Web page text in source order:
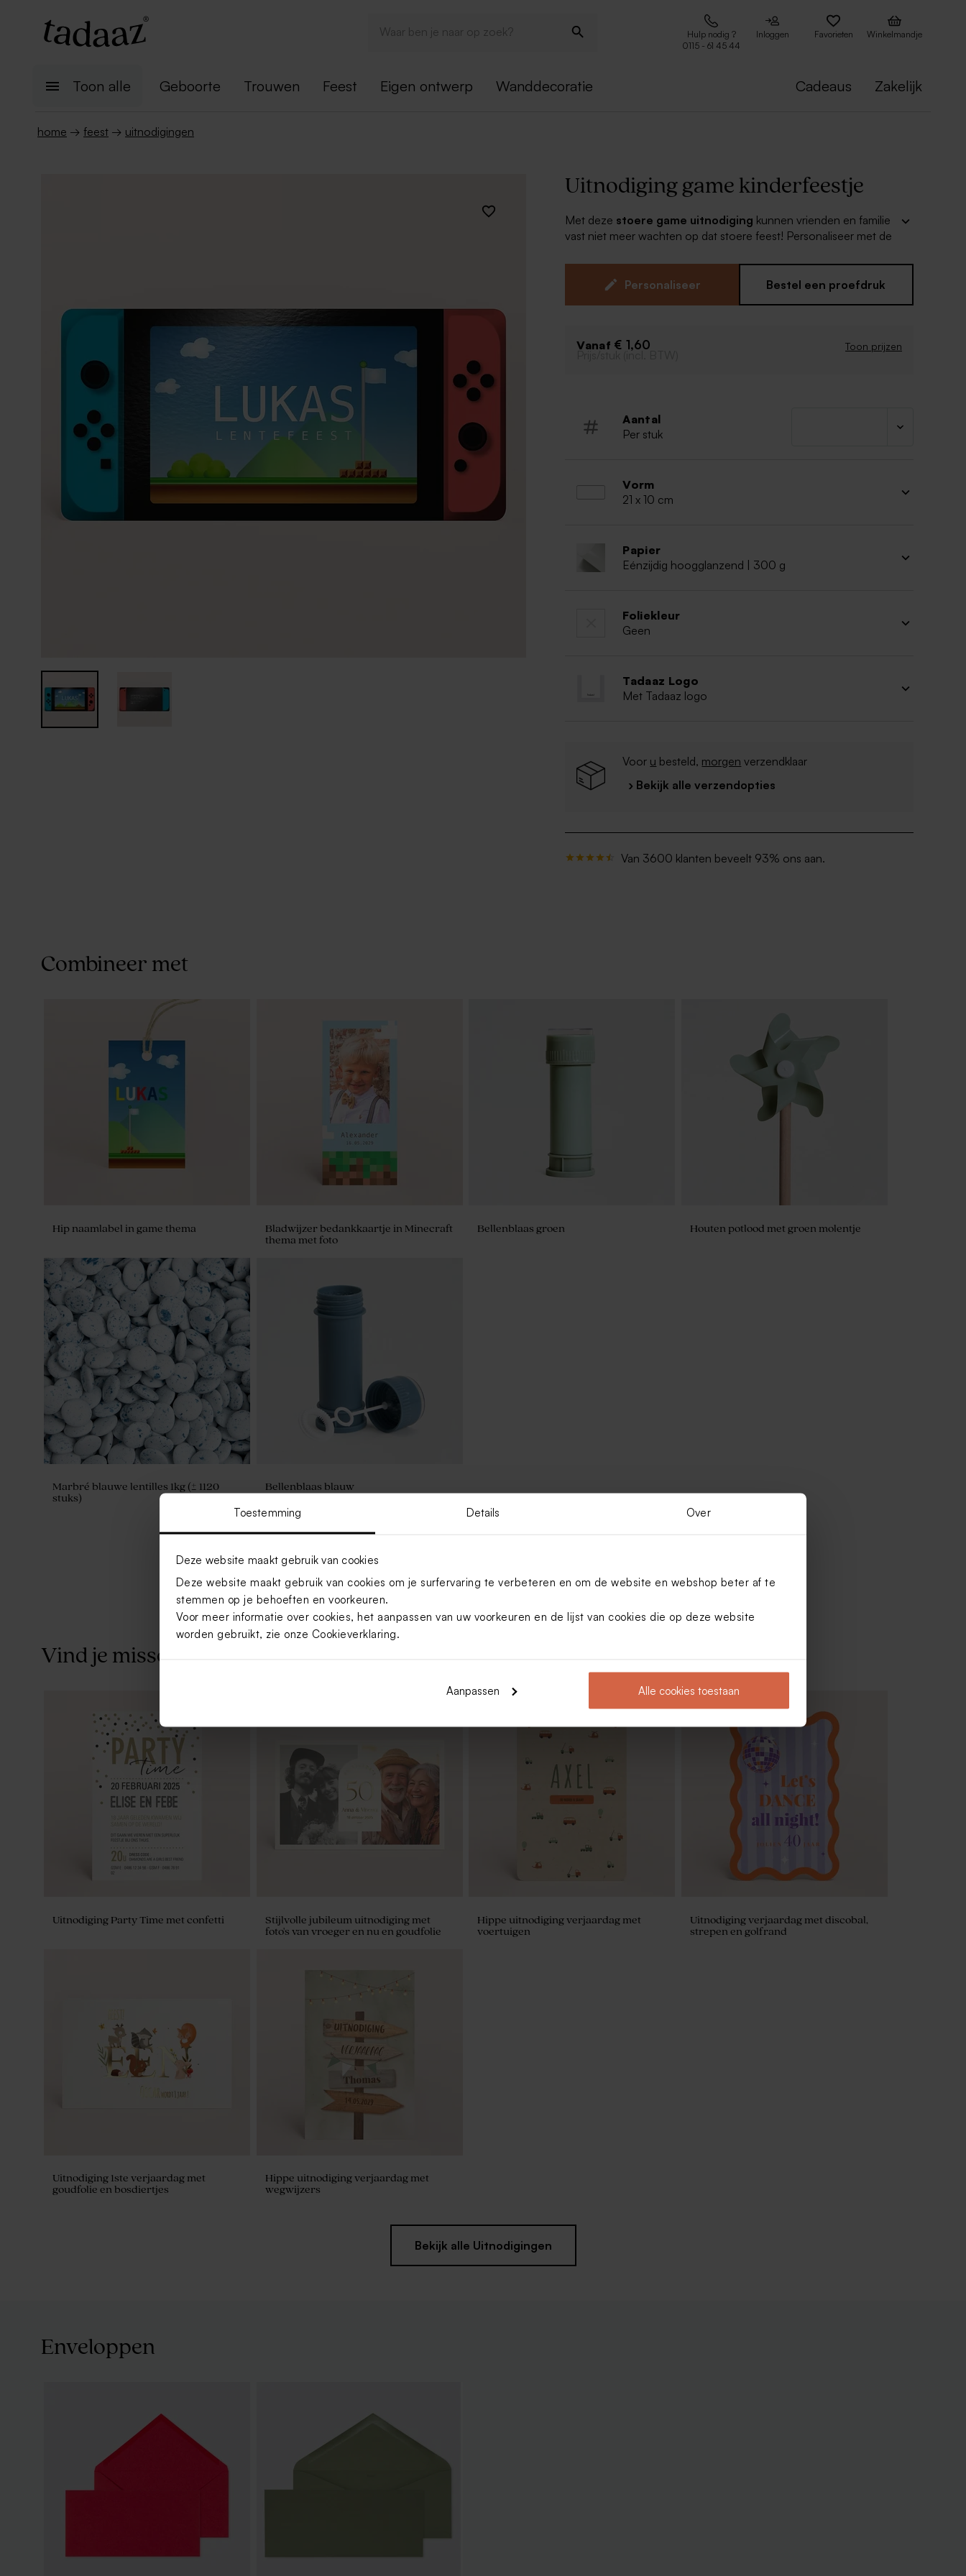
Toestemming Details Over
Deze website maakt gebruik van cookies
Deze website maakt gebruik van cookies om je surfervaring te verbeteren en om de website en webshop beter af te
stemmen op je behoeften en voorkeuren.
Voor meer informatie over cookies, het aanpassen van uw voorkeuren en de lijst van cookies die op deze website
worden gebruikt, zie onze Cookieverklaring.
Aanpassen Alle cookies toestaan
Hulp nodig ?
0115 - 61 45 44
Inloggen Favorieten Winkelmandje
Toon alle Geboorte Trouwen Feest Eigen ontwerp Wanddecoratie Cadeaus Zakelijk
home → feest → uitnodigingen
Uitnodiging game kinderfeestje
Met deze stoere game uitnodiging kunnen vrienden en familie
vast niet meer wachten op dat stoere feest! Personaliseer met de
bedankkaartjes. Je kan het hele feest aankleden in dit originele
thema. Zo wint iedereen!
Personaliseer Bestel een proefdruk
Vanaf € 1,60 Toon prijzen
Prijs/stuk (incl. BTW)
Aantal
Per stuk
Vorm
21 x 10 cm
Papier
Eénzijdig hoogglanzend | 300 g
Foliekleur
Geen
Tadaaz Logo
Met Tadaaz logo
Voor u besteld, morgen verzendklaar
› Bekijk alle verzendopties
Van 3600 klanten beveelt 93% ons aan.
Combineer met
Hip naamlabel in game thema
Bladwijzer bedankkaartje in Minecraft
thema met foto
Bellenblaas groen Houten potlood met groen molentje
Marbré blauwe lentilles 1kg (± 1120
stuks)
Bellenblaas blauw
De Bock sugar choops eucalyptus
750gr (± 195 stuks)
Tetra zakje blauw Tetra zakje kaki Zeepjes met naam | blauw
Ambachtelijke lolly wit met blauwe
Ambachtelijke lolly blauw met gouden
Vind je misschien ook leuk
Uitnodiging Party Time met confetti
Stijlvolle jubileum uitnodiging met
foto's van vroeger en nu en goudfolie
Hippe uitnodiging verjaardag met
voertuigen
Uitnodiging verjaardag met discobal,
strepen en golfrand
Uitnodiging 1ste verjaardag met
goudfolie en bosdiertjes
Hippe uitnodiging verjaardag met
wegwijzers
Bekijk alle Uitnodigingen
Enveloppen